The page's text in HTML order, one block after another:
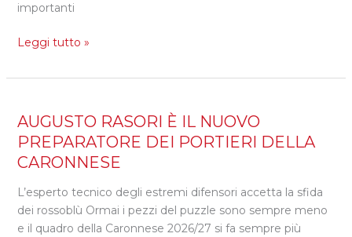
importanti
Leggi tutto »
AUGUSTO RASORI È IL NUOVO
PREPARATORE DEI PORTIERI DELLA
CARONNESE
L’esperto tecnico degli estremi difensori accetta la sfida
dei rossoblù Ormai i pezzi del puzzle sono sempre meno
e il quadro della Caronnese 2026/27 si fa sempre più
AUGUSTO
RASORI
È
NUOVO
PREPARATORE
DEI